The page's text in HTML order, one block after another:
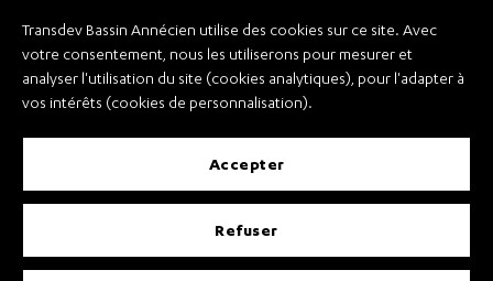
Transdev Bassin Annécien utilise des cookies sur ce site. Avec
votre consentement, nous les utiliserons pour mesurer et
analyser l'utilisation du site (cookies analytiques), pour l'adapter à
vos intérêts (cookies de personnalisation).
accepter
refuser
Transdev Bassin Annécien
Recrutement
Conditions Générales de Vente et Transport
Conditions Générales d’Utilisation
Règlement